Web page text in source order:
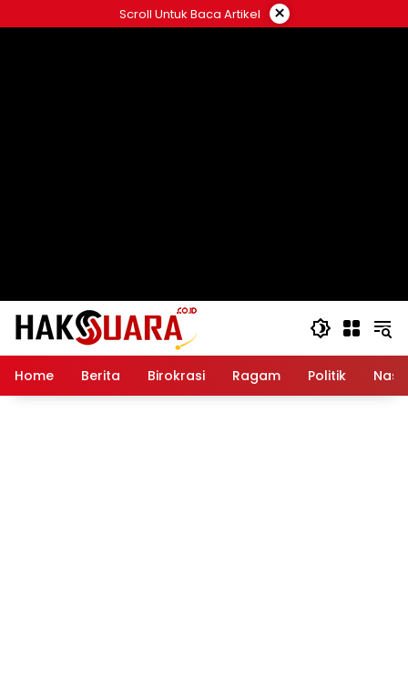
ke
Scroll Untuk Baca Artikel ×
Home Berita Birokrasi Ragam Politik